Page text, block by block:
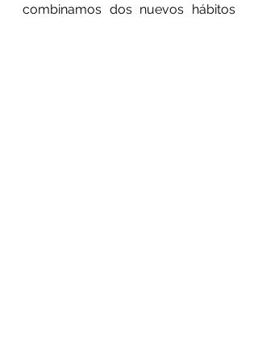
combinamos dos nuevos hábitos